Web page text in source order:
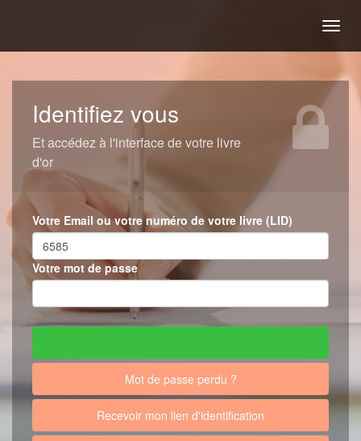
Identifiez vous
Et accédez à l'interface de votre livre
d'or
Votre Email ou votre numéro de votre livre (LID)
Votre mot de passe
Mot de passe perdu ?
Recevoir mon lien d'identification